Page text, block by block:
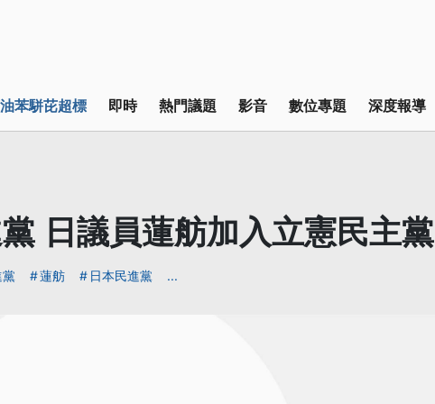
苯駢芘超標 即時 熱門議題 影音 數位專題 深度報導
日議員蓮舫加入立憲民主黨
蓮舫 日本民進黨 ...